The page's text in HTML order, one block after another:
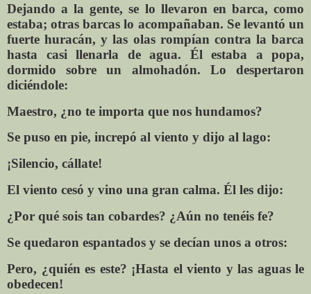
Dejando a la gente, se lo llevaron en barca, como
estaba; otras barcas lo acompañaban. Se levantó un
fuerte huracán, y las olas rompían contra la barca
hasta casi llenarla de agua. Él estaba a popa,
dormido sobre un almohadón. Lo despertaron
diciéndole:
Maestro, ¿no te importa que nos hundamos?
Se puso en pie, increpó al viento y dijo al lago:
¡Silencio, cállate!
El viento cesó y vino una gran calma. Él les dijo:
¿Por qué sois tan cobardes? ¿Aún no tenéis fe?
Se quedaron espantados y se decían unos a otros:
Pero, ¿quién es este? ¡Hasta el viento y las aguas le
obedecen!